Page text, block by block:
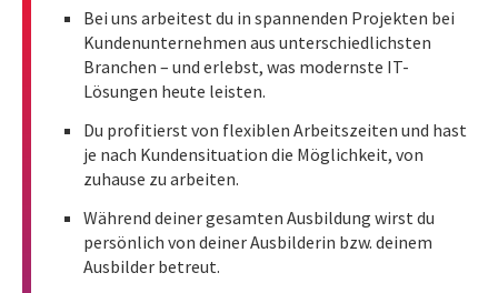
Bei uns arbeitest du in spannenden Projekten bei
Kundenunternehmen aus unterschiedlichsten
Branchen – und erlebst, was modernste IT-
Lösungen heute leisten.
Du profitierst von flexiblen Arbeitszeiten und hast
je nach Kundensituation die Möglichkeit, von
zuhause zu arbeiten.
Während deiner gesamten Ausbildung wirst du
persönlich von deiner Ausbilderin bzw. deinem
Ausbilder betreut.